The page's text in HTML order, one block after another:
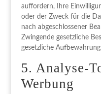
auffordern, Ihre
oder der Zweck für die
nach abgeschlossener
Zwingende gesetzliche
gesetzliche
5. Analyse-
Werbung